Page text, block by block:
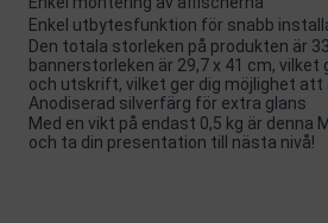
Enkel utbytesfunktion för snabb
Den totala storleken på produkten är
bannerstorleken är 29,7 x 41 cm,
och utskrift, vilket ger dig möjlighet att
Anodiserad silverfärg för extra glans
Med en vikt på endast 0,5 kg är
och ta din presentation till nästa nivå!